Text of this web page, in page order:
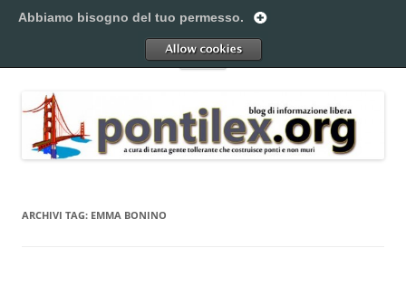
al
Pontilex
Menu
ARCHIVI TAG: EMMA BONINO
Abbiamo bisogno del tuo permesso.